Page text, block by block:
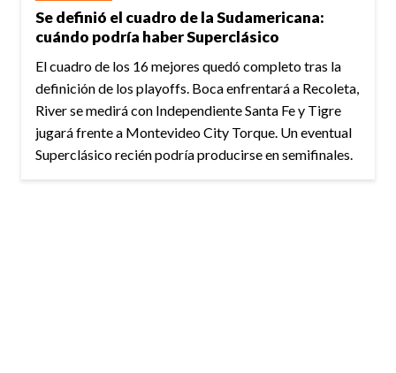
Se definió el cuadro de la Sudamericana:
cuándo podría haber Superclásico
El cuadro de los 16 mejores quedó completo tras la
definición de los playoffs. Boca enfrentará a Recoleta,
River se medirá con Independiente Santa Fe y Tigre
jugará frente a Montevideo City Torque. Un eventual
Superclásico recién podría producirse en semifinales.